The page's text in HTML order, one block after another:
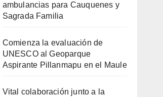
ambulancias para Cauquenes y
Sagrada Familia
Comienza la evaluación de
UNESCO al Geoparque
Aspirante Pillanmapu en el Maule
Vital colaboración junto a la